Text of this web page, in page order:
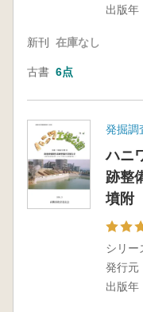
出版年
新刊 在庫なし
古書 6点
発掘調
ハニ
跡整
墳附
シリー
発行元
出版年